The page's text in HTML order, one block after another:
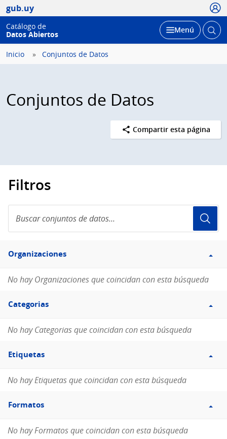
gub.uy
Catálogo de
Datos Abiertos
Desplegar
Menú Abrir
Inicio Conjuntos de Datos
Conjuntos de Datos
Compartir esta página
Filtros
conjuntos
de
Filtro
Organizaciones
Organizaciones
No hay Organizaciones que coincidan con esta búsqueda
Filtro
Categorias
Categorias
No hay Categorias que coincidan con esta búsqueda
Filtro
Etiquetas
Etiquetas
No hay Etiquetas que coincidan con esta búsqueda
Filtro
Formatos
Formatos
No hay Formatos que coincidan con esta búsqueda